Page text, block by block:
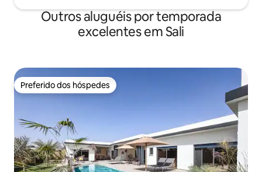
Outros aluguéis por temporada
excelentes em Sali
Preferido dos hóspedes
Preferido dos hóspedes